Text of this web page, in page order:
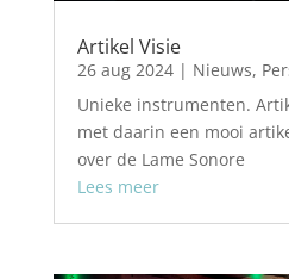
Artikel Visie
26 aug 2024| Nieuws,
Unieke instrumenten.
met daarin een mooi
over de Lame Sonore
Lees meer